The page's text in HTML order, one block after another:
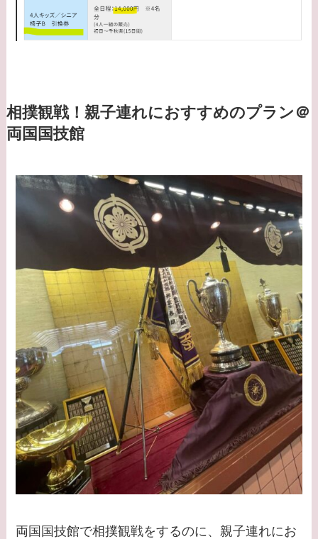
相撲観戦！親子連れにおすすめのプラン＠
両国国技館
両国国技館で相撲観戦をするのに、親子連れにお